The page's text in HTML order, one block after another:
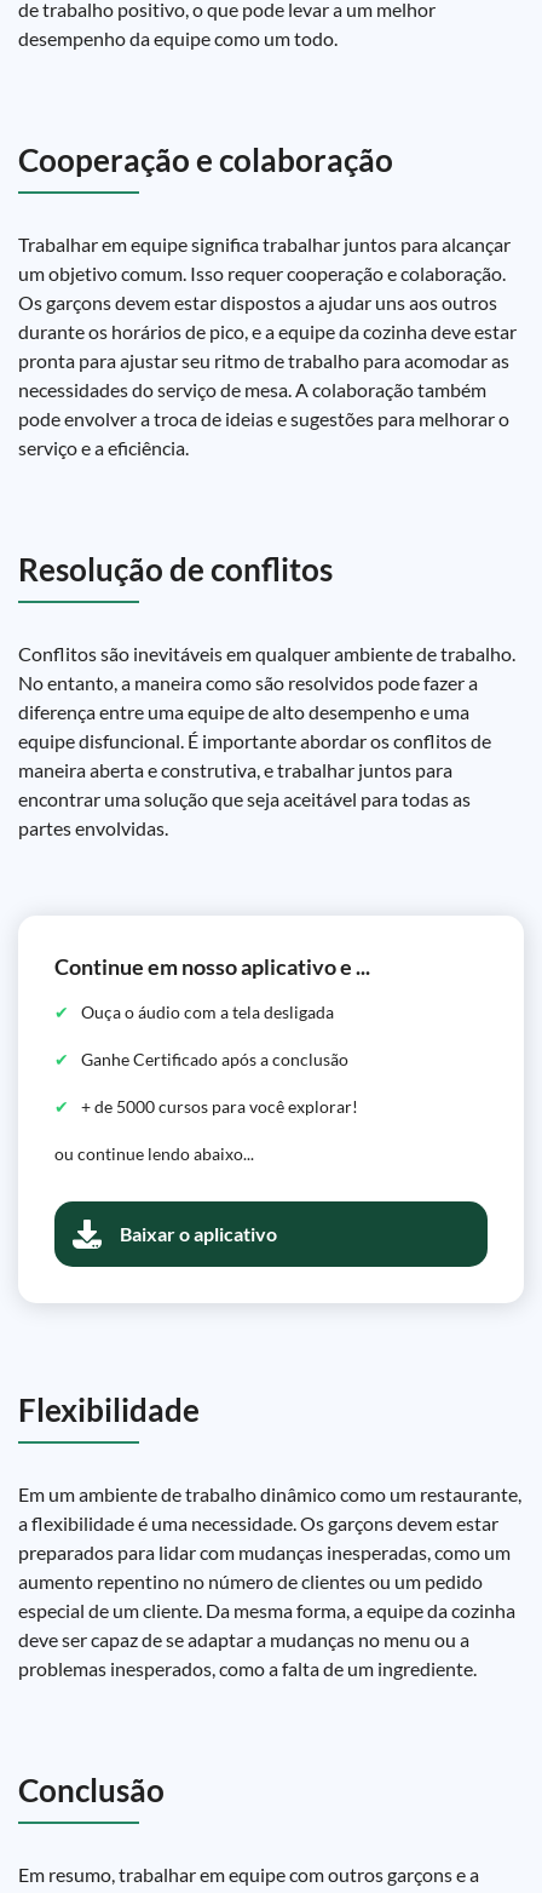
de trabalho positivo, o que pode levar a um melhor
desempenho da equipe como um todo.
Cooperação e colaboração
Trabalhar em equipe significa trabalhar juntos para alcançar
um objetivo comum. Isso requer cooperação e colaboração.
Os garçons devem estar dispostos a ajudar uns aos outros
durante os horários de pico, e a equipe da cozinha deve estar
pronta para ajustar seu ritmo de trabalho para acomodar as
necessidades do serviço de mesa. A colaboração também
pode envolver a troca de ideias e sugestões para melhorar o
serviço e a eficiência.
Resolução de conflitos
Conflitos são inevitáveis em qualquer ambiente de trabalho.
No entanto, a maneira como são resolvidos pode fazer a
diferença entre uma equipe de alto desempenho e uma
equipe disfuncional. É importante abordar os conflitos de
maneira aberta e construtiva, e trabalhar juntos para
encontrar uma solução que seja aceitável para todas as
partes envolvidas.
Continue em nosso aplicativo e ...
Ouça o áudio com a tela desligada
Ganhe Certificado após a conclusão
+ de 5000 cursos para você explorar!
ou continue lendo abaixo...
Baixar o aplicativo
Flexibilidade
Em um ambiente de trabalho dinâmico como um restaurante,
a flexibilidade é uma necessidade. Os garçons devem estar
preparados para lidar com mudanças inesperadas, como um
aumento repentino no número de clientes ou um pedido
especial de um cliente. Da mesma forma, a equipe da cozinha
deve ser capaz de se adaptar a mudanças no menu ou a
problemas inesperados, como a falta de um ingrediente.
Conclusão
Em resumo, trabalhar em equipe com outros garçons e a